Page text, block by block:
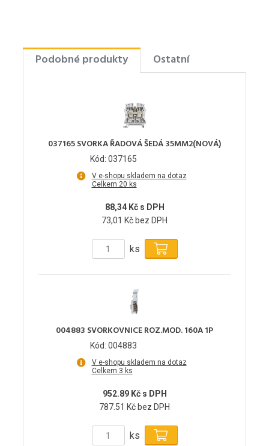
Podobné produkty Ostatní
037165 SVORKA ŘADOVÁ ŠEDÁ 35MM2(NOVÁ)
Kód: 037165
V e-shopu skladem na dotaz
Celkem 20 ks
88,34 Kč s DPH
73,01 Kč bez DPH
ks
004883 SVORKOVNICE ROZ.MOD. 160A 1P
Kód: 004883
V e-shopu skladem na dotaz
Celkem 3 ks
952.89 Kč s DPH
787.51 Kč bez DPH
ks